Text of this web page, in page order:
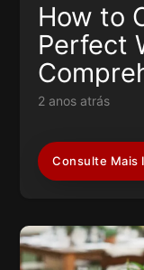
How to
Perfect
2 anos atrás
Consulte Mais